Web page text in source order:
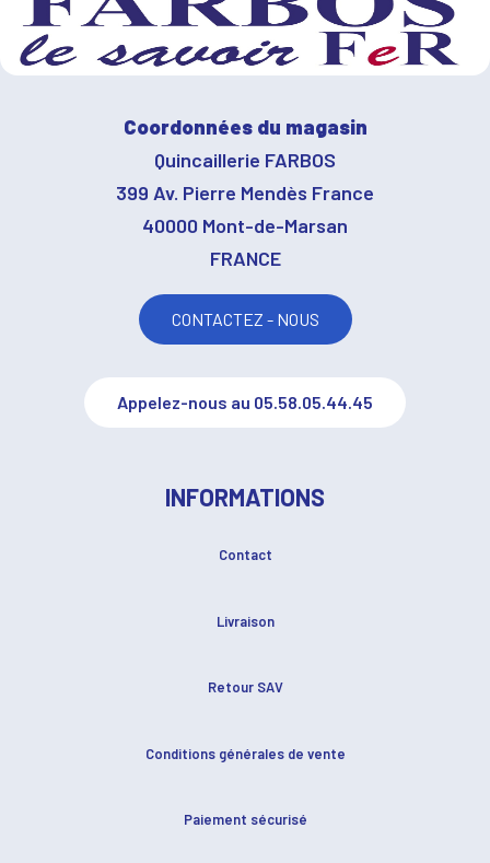
Coordonnées du magasin
Quincaillerie FARBOS
399 Av. Pierre Mendès France
40000 Mont-de-Marsan
FRANCE
CONTACTEZ - NOUS
Appelez-nous au 05.58.05.44.45
INFORMATIONS
Contact
Livraison
Retour SAV
Conditions générales de vente
Paiement sécurisé